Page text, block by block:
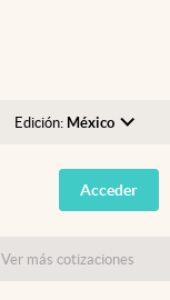
Edición: México
Argentina
España
USA
Acceder
Ver más cotizaciones